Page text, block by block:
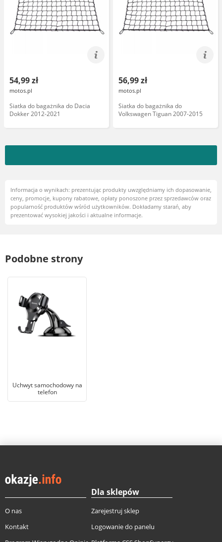
54,99 zł
motos.pl
Siatka do bagażnika do Dacia
Dokker 2012-2021
56,99 zł
motos.pl
Siatka do bagażnika do
Volkswagen Tiguan 2007-2015
Informacja o wynikach: prezentując produkty uwzględniamy ich dopasowanie,
ceny, promocje, kupony rabatowe, opłaty ponoszone przez sprzedawców oraz
popularność produktów wśród użytkowników. Dokładamy starań, aby
prezentować wysokiej jakości i aktualne informacje.
Podobne strony
Uchwyt samochodowy na
telefon
O nas
Kontakt
Dla sklepów
Zarejestruj sklep
Logowanie do panelu